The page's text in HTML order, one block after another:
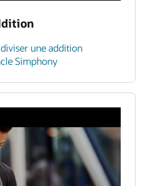
une addition
Simphony